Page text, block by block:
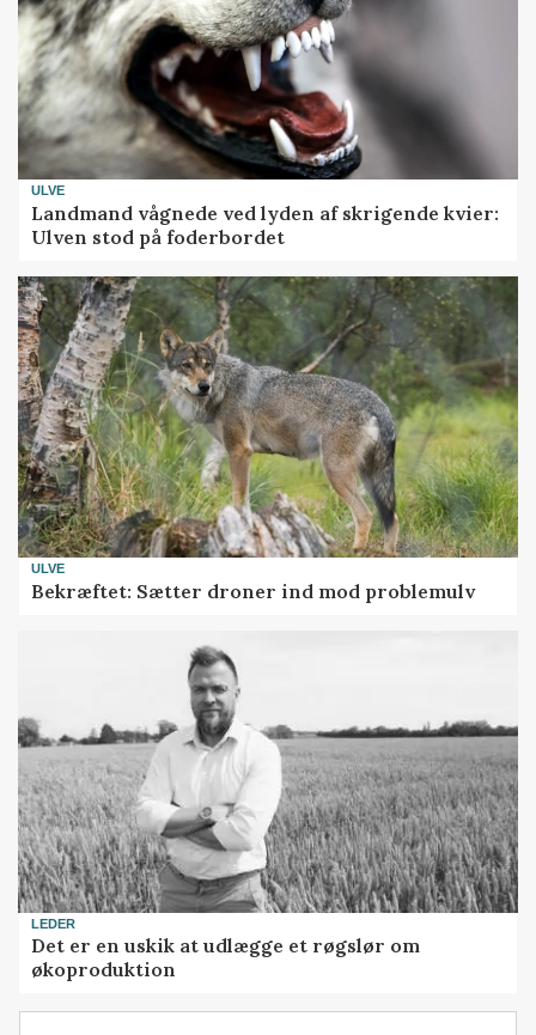
ULVE
Landmand vågnede ved lyden af skrigende kvier:
Ulven stod på foderbordet
ULVE
Bekræftet: Sætter droner ind mod problemulv
LEDER
Det er en uskik at udlægge et røgslør om
økoproduktion